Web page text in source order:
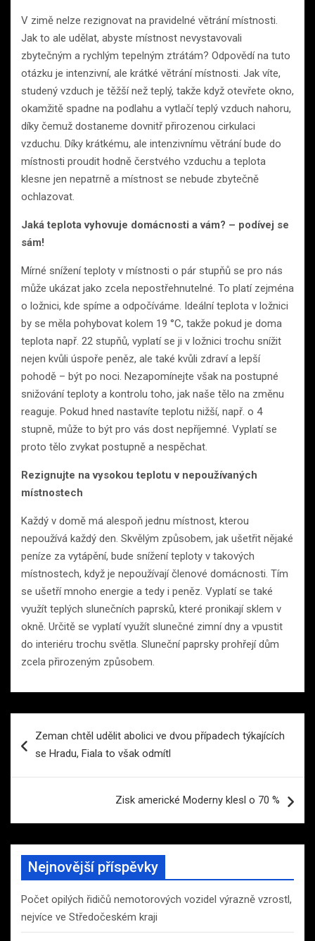
V zimě nelze rezignovat na pravidelné větrání místnosti.
Jak to ale udělat, abyste místnost nevystavovali
zbytečným a rychlým tepelným ztrátám? Odpovědí na tuto
otázku je intenzivní, ale krátké větrání místnosti. Jak víte,
studený vzduch je těžší než teplý, takže když otevřete okno,
okamžitě spadne na podlahu a vytlačí teplý vzduch nahoru,
díky čemuž dostaneme dovnitř přirozenou cirkulaci
vzduchu. Díky krátkému, ale intenzivnímu větrání bude do
místnosti proudit hodně čerstvého vzduchu a teplota
klesne jen nepatrně a místnost se nebude zbytečně
ochlazovat.
Jaká teplota vyhovuje domácnosti a vám? – podívej se
sám!
Mírné snížení teploty v místnosti o pár stupňů se pro nás
může ukázat jako zcela nepostřehnutelné. To platí zejména
o ložnici, kde spíme a odpočíváme. Ideální teplota v ložnici
by se měla pohybovat kolem 19 °C, takže pokud je doma
teplota např. 22 stupňů, vyplatí se ji v ložnici trochu snížit
nejen kvůli úspoře peněz, ale také kvůli zdraví a lepší
pohodě – být po noci. Nezapomínejte však na postupné
snižování teploty a kontrolu toho, jak naše tělo na změnu
reaguje. Pokud hned nastavíte teplotu nižší, např. o 4
stupně, může to být pro vás dost nepříjemné. Vyplatí se
proto tělo zvykat postupně a nespěchat.
Rezignujte na vysokou teplotu v nepoužívaných
místnostech
Každý v domě má alespoň jednu místnost, kterou
nepoužívá každý den. Skvělým způsobem, jak ušetřit nějaké
peníze za vytápění, bude snížení teploty v takových
místnostech, když je nepoužívají členové domácnosti. Tím
se ušetří mnoho energie a tedy i peněz. Vyplatí se také
využít teplých slunečních paprsků, které pronikají sklem v
okně. Určitě se vyplatí využít slunečné zimní dny a vpustit
do interiéru trochu světla. Sluneční paprsky prohřejí dům
zcela přirozeným způsobem.
proZeman chtěl udělit abolici ve dvou případech týkajících
se Hradu, Fiala to však odmítl
Zisk americké Moderny klesl o 70 %
Nejnovější příspěvky
Počet opilých řidičů nemotorových vozidel výrazně vzrostl,
nejvíce ve Středočeském kraji